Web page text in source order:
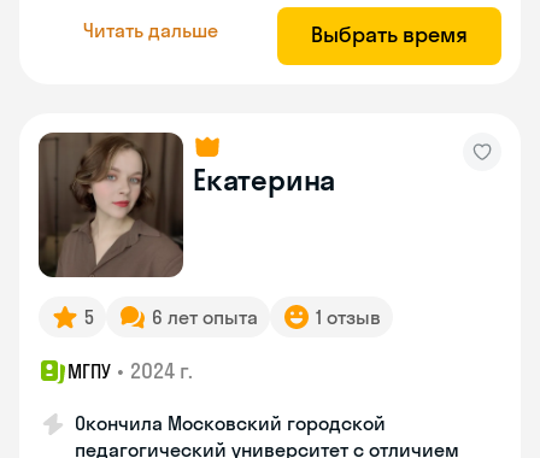
Читать дальше Выбрать время
Екатерина
5 6 лет опыта 1 отзыв
МГПУ • 2024 г.
Окончила Московский городской
педагогический университет с отличием